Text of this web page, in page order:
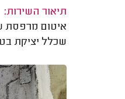
תיאור השירות:
איטום מרפסת
שכלל יציקת